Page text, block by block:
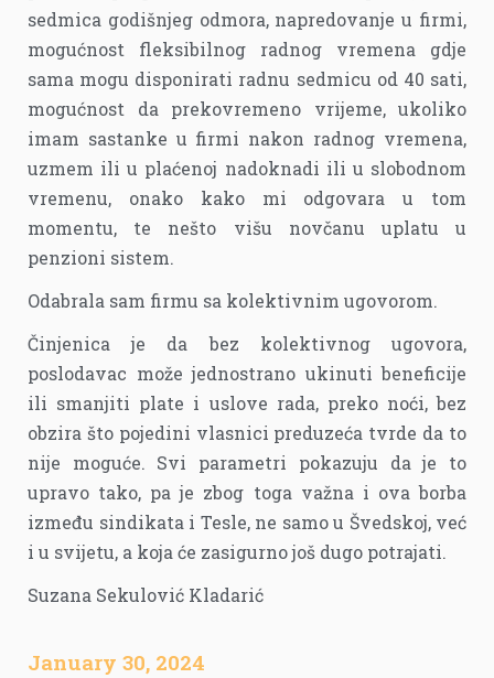
sedmica godišnjeg odmora, napredovanje u firmi,
mogućnost fleksibilnog radnog vremena gdje
sama mogu disponirati radnu sedmicu od 40 sati,
mogućnost da prekovremeno vrijeme, ukoliko
imam sastanke u firmi nakon radnog vremena,
uzmem ili u plaćenoj nadoknadi ili u slobodnom
vremenu, onako kako mi odgovara u tom
momentu, te nešto višu novčanu uplatu u
penzioni sistem.
Odabrala sam firmu sa kolektivnim ugovorom.
Činjenica je da bez kolektivnog ugovora,
poslodavac može jednostrano ukinuti beneficije
ili smanjiti plate i uslove rada, preko noći, bez
obzira što pojedini vlasnici preduzeća tvrde da to
nije moguće. Svi parametri pokazuju da je to
upravo tako, pa je zbog toga važna i ova borba
između sindikata i Tesle, ne samo u Švedskoj, već
i u svijetu, a koja će zasigurno još dugo potrajati.
Suzana Sekulović Kladarić
January 30, 2024